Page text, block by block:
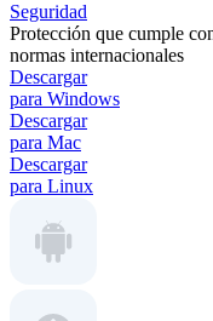
Seguridad
Protección que cumple
normas internacionales
Descargar
para Windows
Descargar
para Mac
Descargar
para Linux